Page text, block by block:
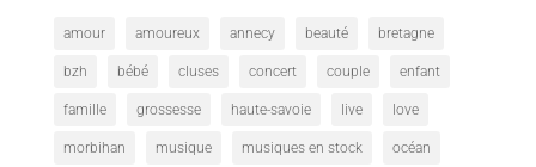
amour amoureux annecy beauté bretagne
bzh bébé cluses concert couple enfant
famille grossesse haute-savoie live love
morbihan musique musiques en stock océan